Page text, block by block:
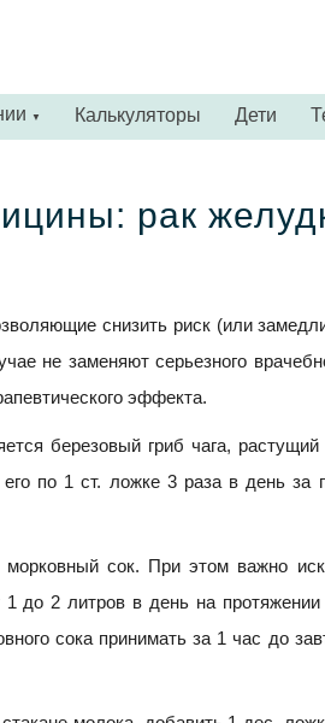
▼ Калькуляторы Дети
рак
снизить риск (или
не заменяют серьезного
эффекта.
березовый гриб чага,
по 1 ст. ложке 3 раза в день за
сок. При этом важно
до 2 литров в день на протяжении
сока принимать за 1 час до